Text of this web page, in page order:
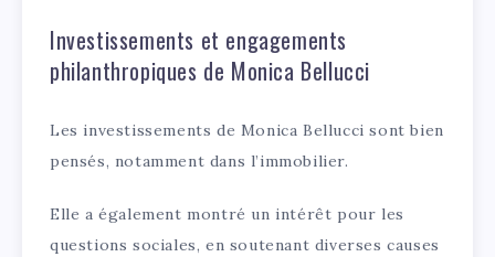
Investissements et engagements
philanthropiques de Monica Bellucci
Les investissements de Monica Bellucci sont bien
pensés, notamment dans l’immobilier.
Elle a également montré un intérêt pour les
questions sociales, en soutenant diverses causes